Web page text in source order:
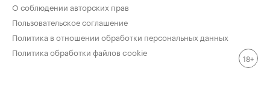
О соблюдении авторских прав
Пользовательское соглашение
Политика в отношении обработки персональных данных
Политика обработки файлов cookie
18+